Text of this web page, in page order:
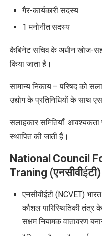
गैर-कार्यकारी सदस्य
1 मनोनीत सदस्य
कैबिनेट सचिव के अधीन खोज-
किया जाता है।
सामान्य निकाय – परिषद को
उद्योग के प्रतिनिधियों के साथ
सलाहकार समितियाँ: आवश्यकता
स्थापित की जाती हैं।
National Council
Traning (एनसीवीईटी
एनसीवीईटी (NCVET)
कौशल पारिस्थितिकी तंत्र
सक्षम नियामक वातावरण